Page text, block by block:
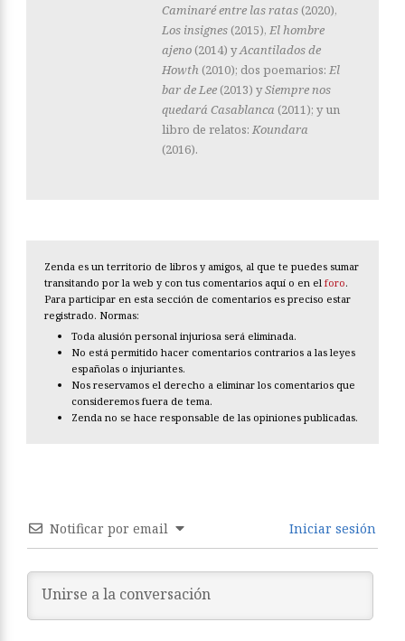
Caminaré entre las ratas (2020),
Los insignes (2015), El hombre
ajeno (2014) yAcantilados de
Howth (2010); dos poemarios: El
bar de Lee (2013) ySiempre nos
quedará Casablanca (2011); y un
libro de relatos: Koundara
(2016).
Zenda es un territorio de libros y amigos, al que te puedes sumar
transitando por la web y con tus comentarios aquí o en el foro.
Para participar en esta sección de comentarios es preciso estar
registrado. Normas:
Toda alusión personal injuriosa será eliminada.
No está permitido hacer comentarios contrarios a las leyes
españolas o injuriantes.
Nos reservamos el derecho a eliminar los comentarios que
consideremos fuera de tema.
Zenda no se hace responsable de las opiniones publicadas.
Notificar por email Iniciar sesión